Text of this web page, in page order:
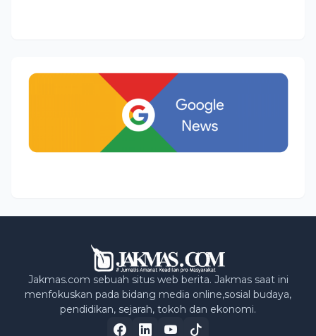
Jakmas.com sebuah situs web berita. Jakmas saat ini
menfokuskan pada bidang media online,sosial budaya,
pendidikan, sejarah, tokoh dan ekonomi.